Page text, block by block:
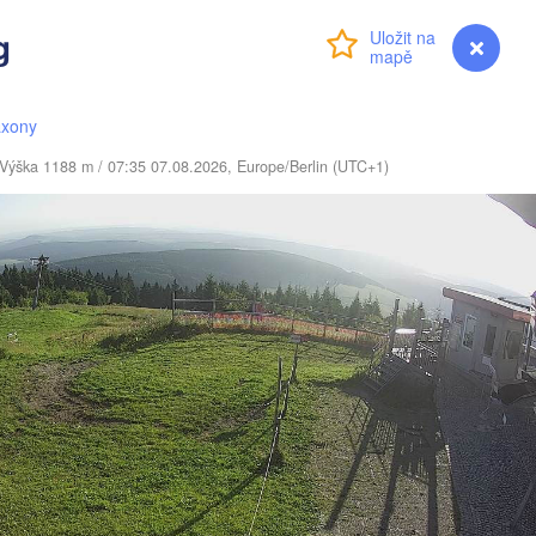
myVentusky Předpověď
1188 m / 07:35 07.08.2026, Europe/Berlin (UTC+1)
Мінск
(Minsk)
(Homieĺ)
Бабруйск
(Babrujsk)
Баранавічы
(Baranavičy)
Чернігів
(Chernihiv)
Пінск
(Pinsk)
Мазыр
(Mazyr)
Салігорск
(Salihorsk)
Гродна
(Viciebsk)
Магілёў
(Mahilioŭ)
(Smolensk)
BĚLORUSKO
LITVA